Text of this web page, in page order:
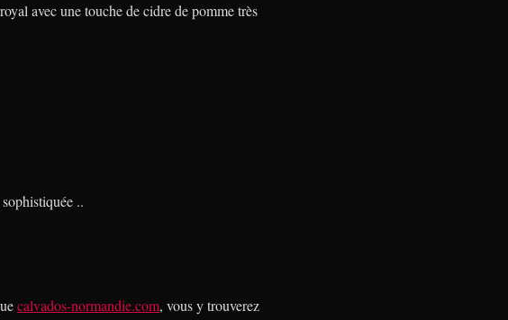
avec une touche de cidre de pomme très
..
calvados-normandie.com, vous y trouverez